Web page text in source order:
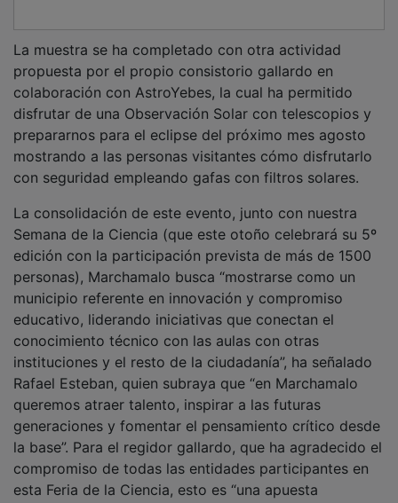
La muestra se ha completado con otra actividad
propuesta por el propio consistorio gallardo en
colaboración con AstroYebes, la cual ha permitido
disfrutar de una Observación Solar con telescopios y
prepararnos para el eclipse del próximo mes agosto
mostrando a las personas visitantes cómo disfrutarlo
La consolidación de este evento, junto con nuestra
Semana de la Ciencia (que este otoño celebrará su 5º
edición con la participación prevista de más de 1500
personas), Marchamalo busca “mostrarse como un
municipio referente en innovación y compromiso
educativo, liderando iniciativas que conectan el
conocimiento técnico con las aulas con otras
instituciones y el resto de la ciudadanía”, ha señalado
Rafael Esteban, quien subraya que “en Marchamalo
queremos atraer talento, inspirar a las futuras
generaciones y fomentar el pensamiento crítico desde
la base”. Para el regidor gallardo, que ha agradecido el
compromiso de todas las entidades participantes en